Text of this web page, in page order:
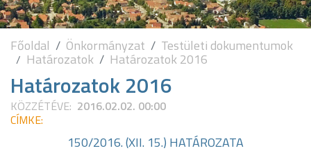
Főoldal Önkormányzat Testületi dokumentumok
Határozatok Határozatok 2016
Határozatok 2016
KÖZZÉTÉVE: 2016.02.02. 00:00
CÍMKE:
150/2016. (XII. 15.) HATÁROZATA